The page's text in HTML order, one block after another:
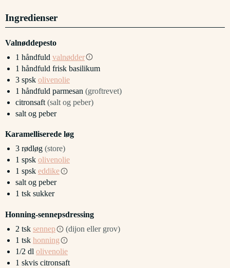
Ingredienser
Valnøddepesto
1 håndfuld valnødder
1 håndfuld frisk basilikum
3 spsk olivenolie
1 håndfuld parmesan (groftrevet)
citronsaft (salt og peber)
salt og peber
Karamelliserede løg
3 rødløg (store)
1 spsk olivenolie
1 spsk eddike
salt og peber
1 tsk sukker
Honning-sennepsdressing
2 tsk sennep
(dijon eller grov)
1 tsk honning
1/2 dl olivenolie
1 skvis citronsaft